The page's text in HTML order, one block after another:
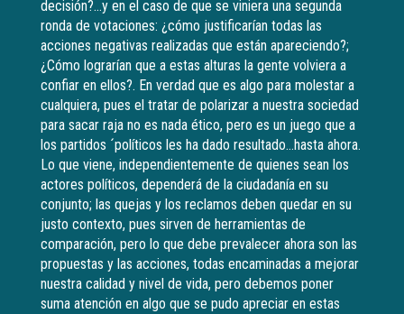
decisión?…y en el caso de que se viniera una segunda
ronda de votaciones: ¿cómo justificarían todas las
acciones negativas realizadas que están apareciendo?;
¿Cómo lograrían que a estas alturas la gente volviera a
confiar en ellos?. En verdad que es algo para molestar a
cualquiera, pues el tratar de polarizar a nuestra sociedad
para sacar raja no es nada ético, pero es un juego que a
los partidos ´políticos les ha dado resultado…hasta ahora.
Lo que viene, independientemente de quienes sean los
actores políticos, dependerá de la ciudadanía en su
conjunto; las quejas y los reclamos deben quedar en su
justo contexto, pues sirven de herramientas de
comparación, pero lo que debe prevalecer ahora son las
propuestas y las acciones, todas encaminadas a mejorar
nuestra calidad y nivel de vida, pero debemos poner
suma atención en algo que se pudo apreciar en estas